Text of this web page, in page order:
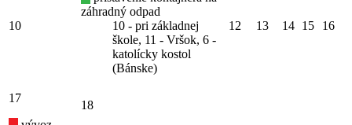
10
záhradný odpad
10 - pri základnej
škole, 11 - Vršok, 6 -
katolícky kostol
(Bánske)
12 13 14 15 16
17
18